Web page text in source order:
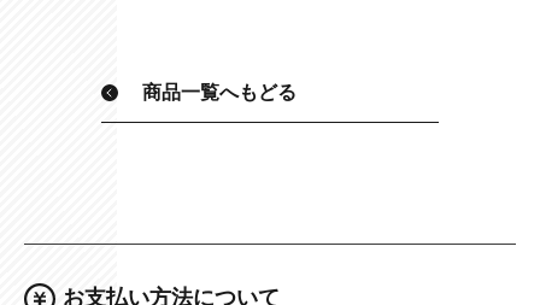
商品一覧へもどる
お支払い方法について